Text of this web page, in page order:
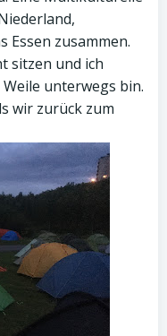
Essen zusammen.
sitzen und ich
unterwegs bin.
wir zurück zum